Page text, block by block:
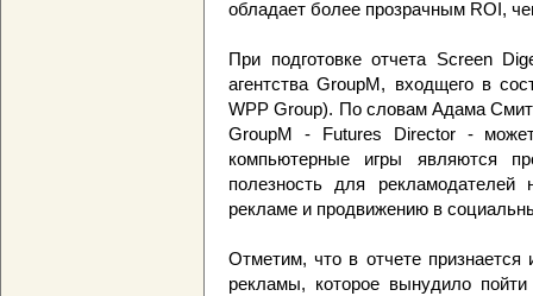
обладает более прозрачным ROI,
При подготовке отчета Screen
агентства GroupM, входщего в
WPP Group). По словам Адама
GroupM - Futures Director -
компьютерные игры являются
полезность для
рекламе и продвижению в
Отметим, что в отчете
рекламы, которое вынудило